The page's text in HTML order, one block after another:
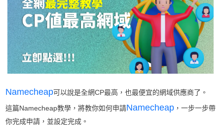
Namecheap可以說是全網CP最高，也最便宜的網域供應商了。
這篇Namecheap教學，將教你如何申請Namecheap ，一步一步帶
你完成申請，並設定完成。